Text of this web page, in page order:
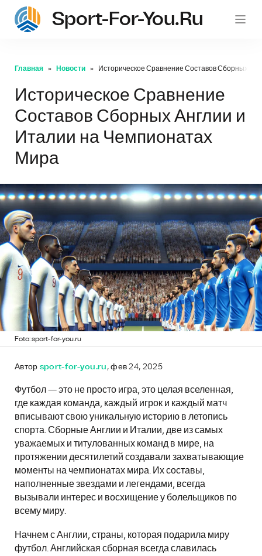
Sport-For-You.ru
Главная Новости Историческое Сравнение Составов Сборных
Историческое Сравнение
Составов Сборных Англии и
Италии на Чемпионатах
Мира
Foto: sport-for-you.ru
Автор sport-for-you.ru , фев 24, 2025
Футбол — это не просто игра, это целая вселенная,
где каждая команда, каждый игрок и каждый матч
вписывают свою уникальную историю в летопись
спорта. Сборные Англии и Италии, две из самых
уважаемых и титулованных команд в мире, на
протяжении десятилетий создавали захватывающие
моменты на чемпионатах мира. Их составы,
наполненные звездами и легендами, всегда
вызывали интерес и восхищение у болельщиков по
всему миру.
Начнем с Англии, страны, которая подарила миру
футбол. Английская сборная всегда славилась